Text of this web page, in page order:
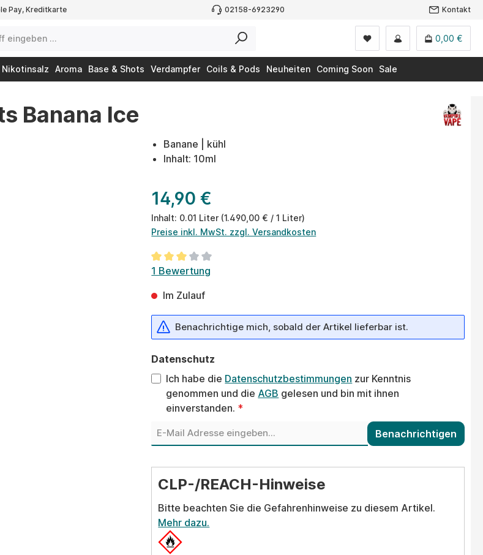
Pay, Kreditkarte 02158-6923290 Kontakt
0,00 €
Nikotinsalz Aroma Base & Shots Verdampfer Coils & Pods Neuheiten Coming Soon
Sale
Banana Ice
Banane | kühl
Inhalt: 10ml
14,90 €
Inhalt: 0.01 Liter (1.490,00 € / 1 Liter)
Preise inkl. MwSt. zzgl. Versandkosten
Durchschnittliche Bewertung von 3 von 5 Sternen
1 Bewertung
Im Zulauf
Benachrichtige mich, sobald der Artikel lieferbar ist.
Datenschutz
Ich habe die Datenschutzbestimmungen zur Kenntnis
genommen und die AGB gelesen und bin mit ihnen
einverstanden. *
Benachrichtigen
CLP-/REACH-Hinweise
Bitte beachten Sie die Gefahrenhinweise zu diesem Artikel.
Mehr dazu.